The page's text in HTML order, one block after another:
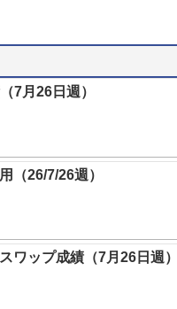
月26日週）
26/7/26週）
ップ成績（7月26日週）